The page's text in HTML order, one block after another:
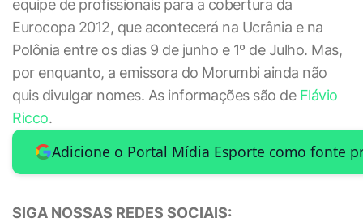
equipe de profissionais para a cobertura da
Eurocopa 2012, que acontecerá na Ucrânia e na
Polônia entre os dias 9 de junho e 1º de Julho. Mas,
por enquanto, a emissora do Morumbi ainda não
quis divulgar nomes. As informações são de Flávio
Ricco.
Adicione o Portal Mídia Esporte como fonte
SIGA NOSSAS REDES SOCIAIS: